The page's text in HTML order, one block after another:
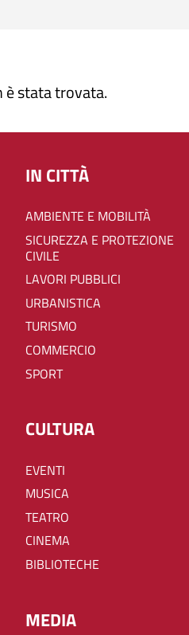
è stata trovata.
IN CITTÀ
AMBIENTE E MOBILITÀ
SICUREZZA E PROTEZIONE
CIVILE
LAVORI PUBBLICI
URBANISTICA
TURISMO
COMMERCIO
SPORT
CULTURA
EVENTI
MUSICA
TEATRO
CINEMA
BIBLIOTECHE
MEDIA